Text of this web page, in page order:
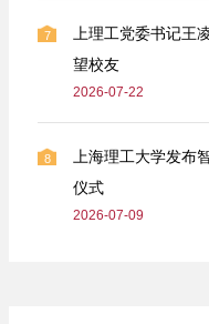
7
上理工党委书记王
望校友
2026-07-22
8
上海理工大学发布
仪式
2026-07-09